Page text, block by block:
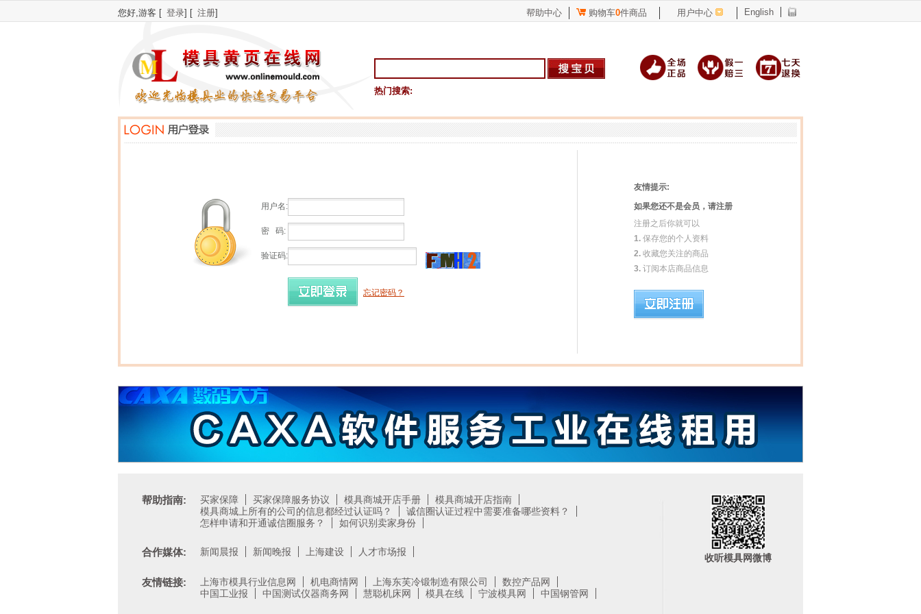
您好,游客 [ 登录] [ 注册] 帮助中心 购物车0件商品 用户中心 English
热门搜索:
用户名:
密 码:
验证码:
忘记密码？
友情提示:
如果您还不是会员，请注册
注册之后你就可以
1. 保存您的个人资料
2. 收藏您关注的商品
3. 订阅本店商品信息
帮助指南: 买家保障 买家保障服务协议 模具商城开店手册
模具商城开店指南
模具商城上所有的公司的信息都经过认证吗？
诚信圈认证过程中需要准备哪些资料？
怎样申请和开通诚信圈服务？
如何识别卖家身份
合作媒体: 新闻晨报 新闻晚报 上海建设 人才市场报
友情链接: 上海市模具行业信息网 机电商情网 上海东芙冷锻制造有限公司
数控产品网
中国工业报
中国测试仪器商务网 慧聪机床网 模具在线 宁波模具网 中国钢管网
收听模具网微博